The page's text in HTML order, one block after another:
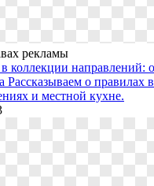
рекламы
коллекции направлений:
Рассказываем о правилах
и местной кухне.